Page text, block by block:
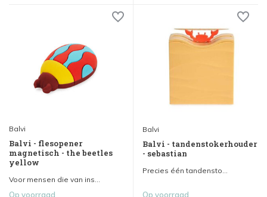
Balvi
Balvi - flesopener
magnetisch - the beetles
yellow
Voor mensen die van ins...
Op voorraad
Balvi
Balvi - tandenstokerhouder
- sebastian
Precies één tandensto...
Op voorraad